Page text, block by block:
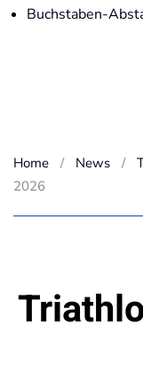
Buchstaben-
Home News
2026